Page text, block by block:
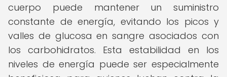
cuerpo puede mantener un suministro
constante de energía, evitando los picos y
valles de glucosa en sangre asociados con
los carbohidratos. Esta estabilidad en los
niveles de energía puede ser especialmente